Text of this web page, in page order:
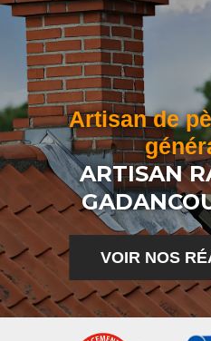
Artisan de
ARTISAN
VOIR NOS